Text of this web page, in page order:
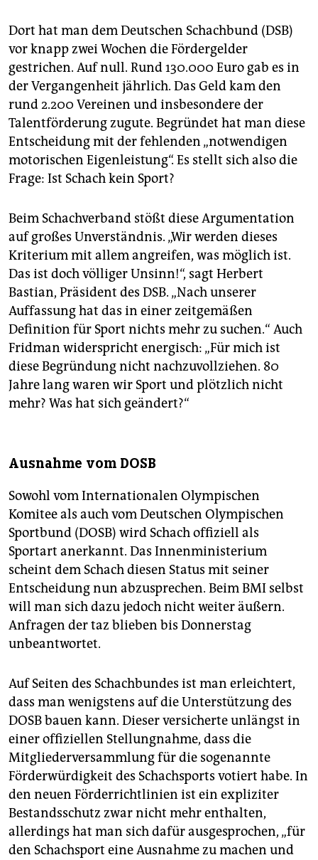
Dort hat man dem Deutschen Schachbund (DSB)
vor knapp zwei Wochen die Fördergelder
gestrichen. Auf null. Rund 130.000 Euro gab es in
der Vergangenheit jährlich. Das Geld kam den
rund 2.200 Vereinen und insbesondere der
Talentförderung zugute. Begründet hat man diese
Entscheidung mit der fehlenden „notwendigen
motorischen Eigenleistung“. Es stellt sich also die
Frage: Ist Schach kein Sport?
Beim Schachverband stößt diese Argumentation
auf großes Unverständnis. „Wir werden dieses
Kriterium mit allem angreifen, was möglich ist.
Das ist doch völliger Unsinn!“, sagt Herbert
Bastian, Präsident des DSB. „Nach unserer
Auffassung hat das in einer zeitgemäßen
Definition für Sport nichts mehr zu suchen.“ Auch
Fridman widerspricht energisch: „Für mich ist
diese Begründung nicht nachzuvollziehen. 80
Jahre lang waren wir Sport und plötzlich nicht
mehr? Was hat sich geändert?“
Ausnahme vom DOSB
Sowohl vom Internationalen Olympischen
Komitee als auch vom Deutschen Olympischen
Sportbund (DOSB) wird Schach offiziell als
Sportart anerkannt. Das Innenministerium
scheint dem Schach diesen Status mit seiner
Entscheidung nun abzusprechen. Beim BMI selbst
will man sich dazu jedoch nicht weiter äußern.
Anfragen der taz blieben bis Donnerstag
unbeantwortet.
Auf Seiten des Schachbundes ist man erleichtert,
dass man wenigstens auf die Unterstützung des
DOSB bauen kann. Dieser versicherte unlängst in
einer offiziellen Stellungnahme, dass die
Mitgliederversammlung für die sogenannte
Förderwürdigkeit des Schachsports votiert habe. In
den neuen Förderrichtlinien ist ein expliziter
Bestandsschutz zwar nicht mehr enthalten,
allerdings hat man sich dafür ausgesprochen, „für
den Schachsport eine Ausnahme zu machen und